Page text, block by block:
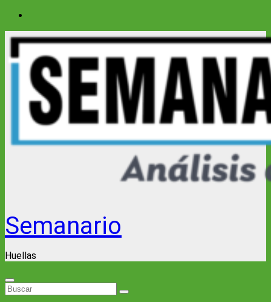
Saltar
contenido
Semanario
Huellas